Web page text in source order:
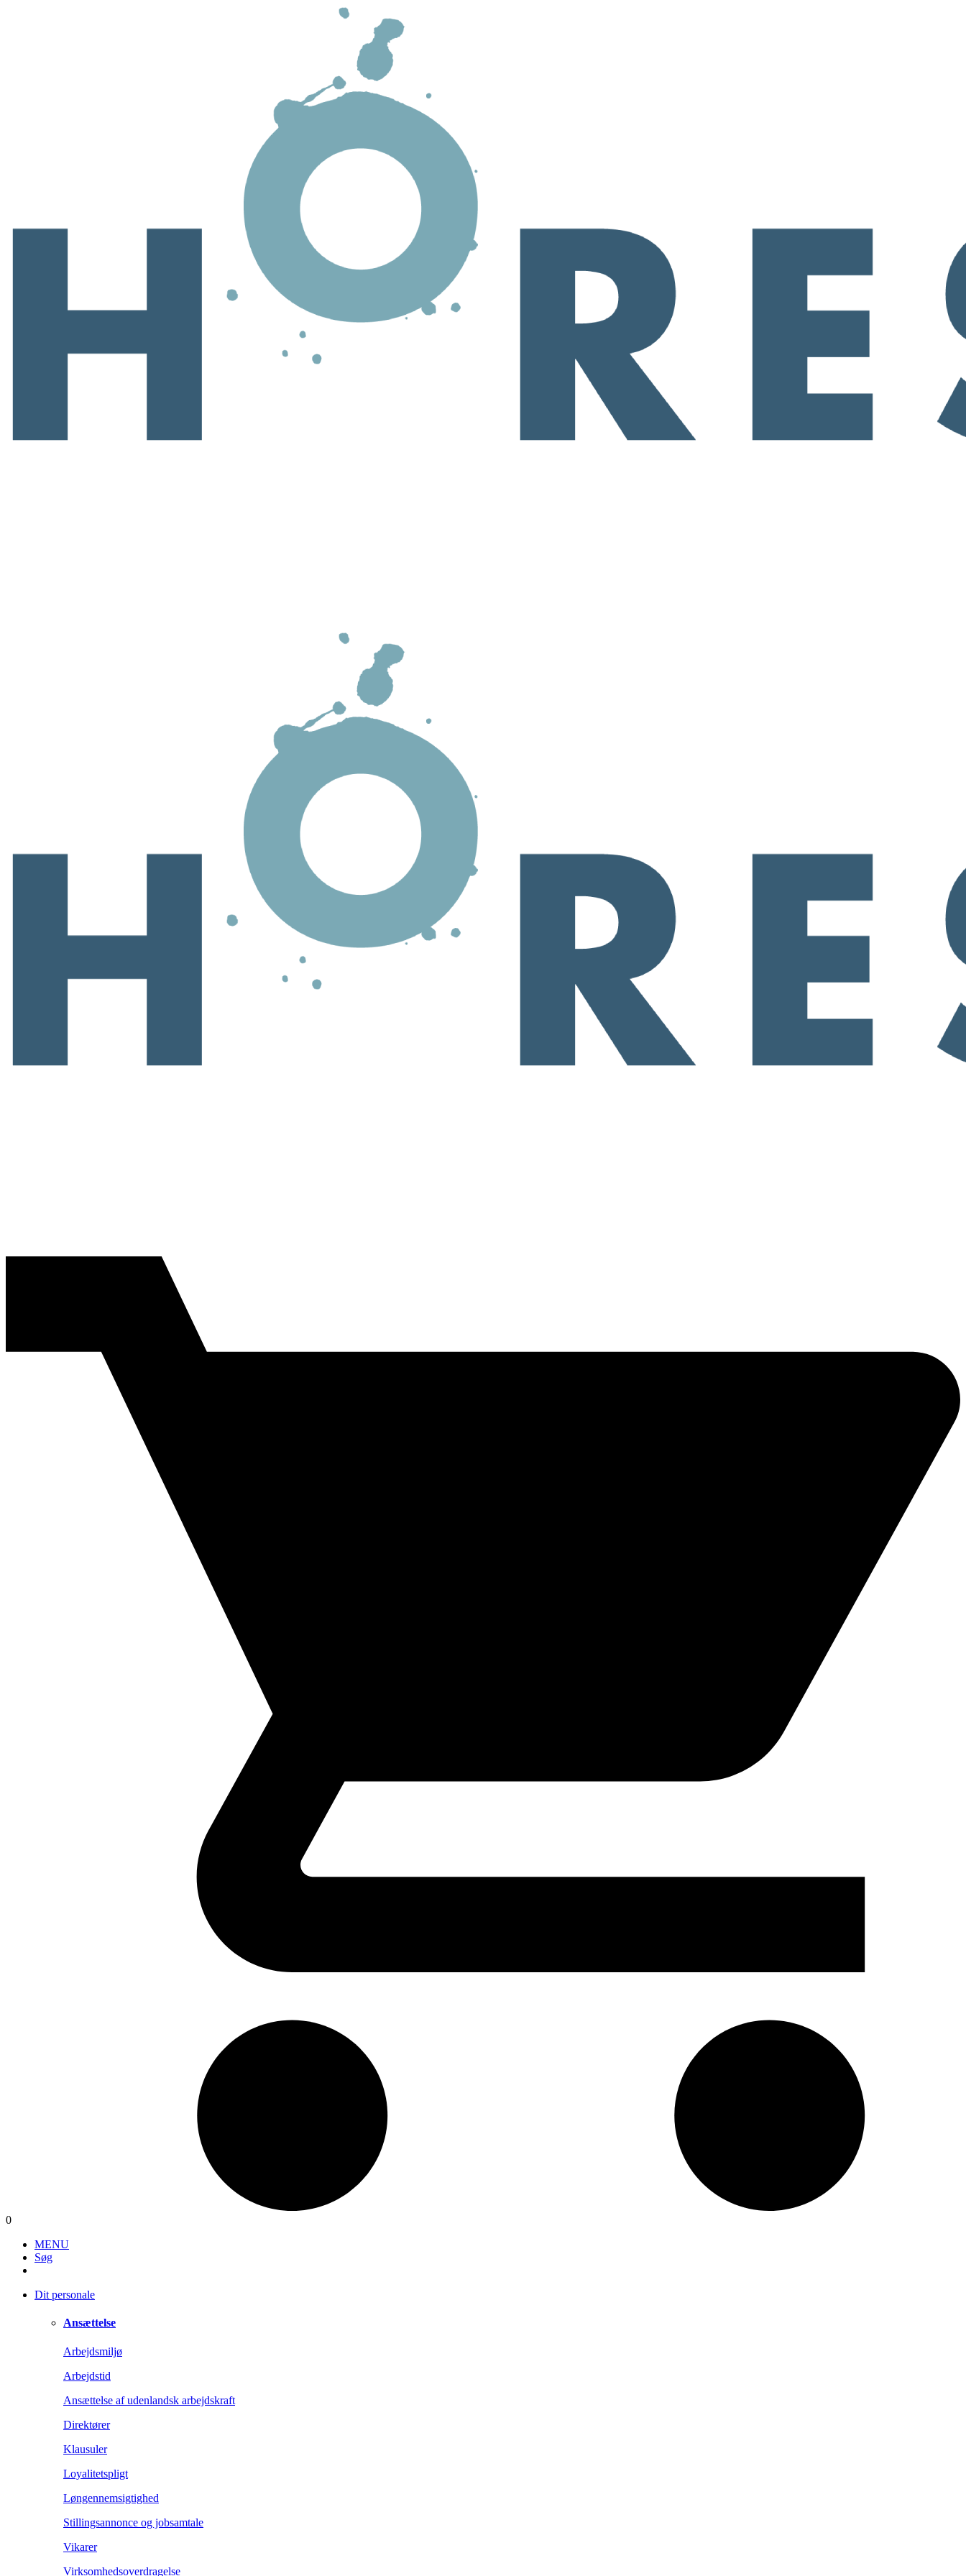
0
MENU
Søg
Dit personale
Ansættelse
Arbejdsmiljø
Arbejdstid
Ansættelse af udenlandsk arbejdskraft
Direktører
Klausuler
Loyalitetspligt
Løngennemsigtighed
Stillingsannonce og jobsamtale
Vikarer
Virksomhedsoverdragelse